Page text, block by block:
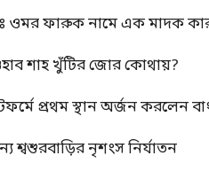
ওমর ফারুক নামে এক মাদক
শাহ খুঁটির জোর কোথায়?
প্রথম স্থান অর্জন করলেন
শ্বশুরবাড়ির নৃশংস নির্যাতন